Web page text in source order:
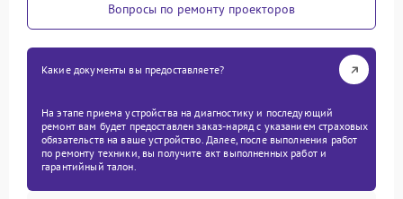
Вопросы по ремонту проекторов
Какие документы вы предоставляете?
На этапе приема устройства на диагностику и последующий
ремонт вам будет предоставлен заказ-наряд с указанием страховых
обязательств на ваше устройство. Далее, после выполнения работ
по ремонту техники, вы получите акт выполненных работ и
гарантийный талон.